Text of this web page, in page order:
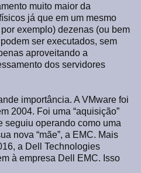
muito maior da
já que em um mesmo
exemplo) dezenas (ou bem
ser executados, sem
aproveitando a
dos servidores
importância. A VMware foi
2004. Foi uma “aquisição”
seguiu operando como uma
nova “mãe”, a EMC. Mais
a Dell Technologies
à empresa Dell EMC. Isso